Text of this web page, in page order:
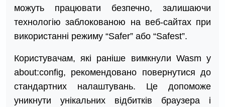
можуть працювати безпечно, залишаючи
технологію заблокованою на веб-сайтах при
використанні режиму “Safer” або “Safest”.
Користувачам, які раніше вимкнули Wasm у
about:config, рекомендовано повернутися до
стандартних налаштувань. Це допоможе
уникнути унікальних відбитків браузера і